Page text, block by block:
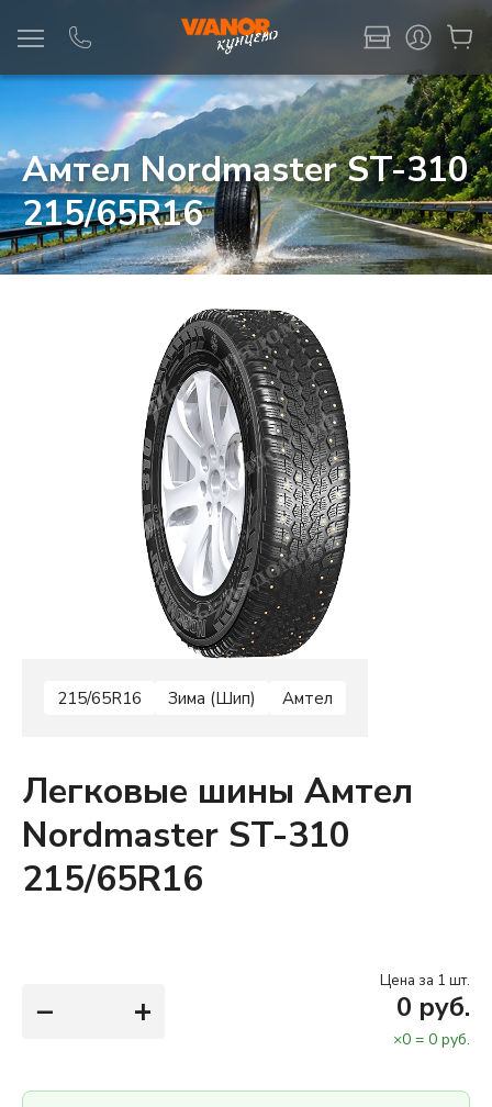
Амтел Nordmaster ST-310
215/65R16
215/65R16 Зима (Шип) Амтел
Легковые шины Амтел
Nordmaster ST-310
215/65R16
− +
Цена за 1 шт.
0 руб.
×0 = 0 руб.
Информация Фото товара